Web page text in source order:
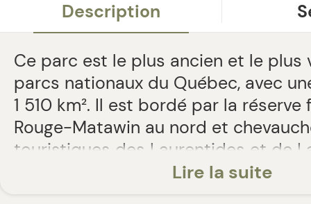
Description
Ce parc est le plus ancien et le plus
parcs nationaux du Québec, avec
1 510 km². Il est bordé par la réserve
Rouge-Matawin au nord et
touristiques des Laurentides et de
vaste territoire compte plus de 400
Lire la suite